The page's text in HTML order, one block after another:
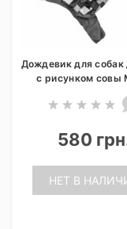
Дождевик для собак
с рисунком совы
580
НЕТ В